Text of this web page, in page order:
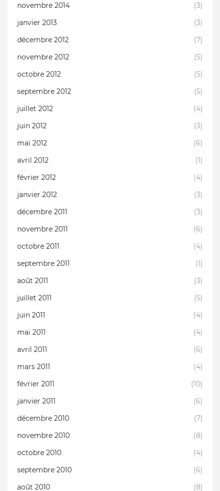
novembre 2014
(3)
janvier 2013
(3)
décembre 2012
(7)
novembre 2012
(5)
octobre 2012
(5)
septembre 2012
(5)
juillet 2012
(4)
juin 2012
(3)
mai 2012
(6)
avril 2012
(1)
février 2012
(4)
janvier 2012
(3)
décembre 2011
(3)
novembre 2011
(6)
octobre 2011
(4)
septembre 2011
(1)
août 2011
(3)
juillet 2011
(5)
juin 2011
(4)
mai 2011
(4)
avril 2011
(6)
mars 2011
(4)
février 2011
(10)
janvier 2011
(6)
décembre 2010
(7)
novembre 2010
(8)
octobre 2010
(4)
septembre 2010
(6)
août 2010
(8)